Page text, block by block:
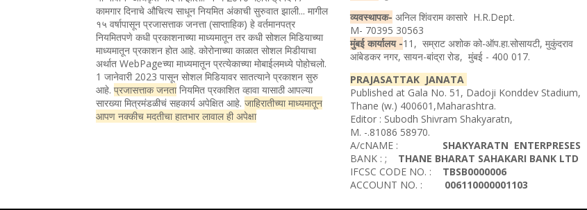
कामगार दिनाचे औचित्य साधून नियमित अंकाची सुरुवात झाली... मागील
१५ वर्षापासून प्रजासत्ताक जनत्ता (साप्ताहिक) हे वर्तमानपत्र
नियमितपणे कधी प्रकाशनाच्या माध्यमातून तर कधी सोशल मिडियाच्या
माध्यमातून प्रकाशन होत आहे. कोरोनाच्या काळात सोशल मिडीयाचा
अर्थात WebPageच्या माध्यमातून प्रत्येकाच्या मोबाईलमध्ये पोहोचलो.
1 जानेवारी 2023 पासून सोशल मिडियावर सातत्याने प्रकाशन सुरु
आहे. प्रजासत्ताक जनतानियमित प्रकाशित व्हावा यासाठी आपल्या
सारख्या मित्रमंडळीचं सहकार्य अपेक्षित आहे. जाहिरातीच्या माध्यमातून
आपण नक्कीच मदतीचा हातभार लावाल ही अपेक्षा
व्यवस्थापक- अनिल शिंवराम कासारे H.R.Dept.
M- 70395 30563
मुंबई कार्यालय -11, सम्राट अशोक को-ऑप.हा.सोसायटी, मुकुंदराव
आंबेडकर नगर, सायन-बांद्रा रोड, मुंबई - 400 017.
PRAJASATTAK JANATA
Published at Gala No. 51, Dadoji Konddev Stadium,
Thane (w.) 400601,Maharashtra.
Editor : Subodh Shivram Shakyaratn,
M. -.81086 58970.
A/cNAME : SHAKYARATN ENTERPRESES
BANK : ; THANE BHARAT SAHAKARI BANK LTD
IFCSC CODE NO. : TBSB0000006
ACCOUNT NO. : 006110000001103